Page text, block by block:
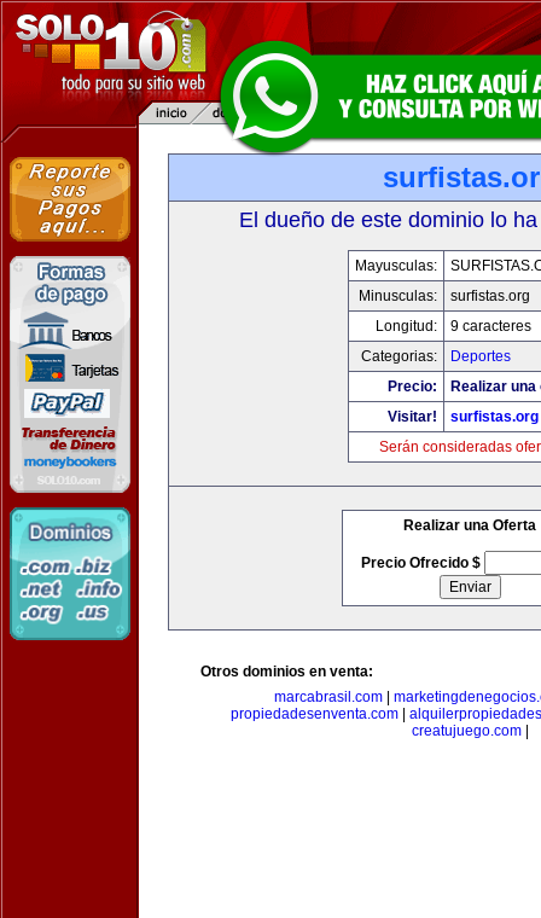
El dueño de este dominio lo
Mayusculas:
Minusculas:
surfistas.org
Longitud:
9 caracteres
Categorias:
Deportes
Precio:
Realizar
Visitar!
surfistas.org
Serán consideradas
Realizar una Oferta
Precio Ofrecido $
Otros dominios en venta:
marcabrasil.com
propiedadesenventa.com
creatujuego.com|